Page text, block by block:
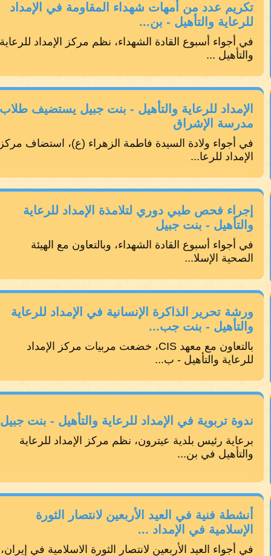
تكريم عدد من أمهات شهداء المقاومة في الإمداد
للرعاية والتأهيل - بن...
في أجواء أسبوع القادة الشهداء، نظم مركز الإمداد للرعاية
والتأهيل ...
الإمداد للرعاية والتأهيل - بنت جبيل يستضيف طلاب
مدرسة الإشراق
في أجواء ولادة السيدة فاطمة الزهراء (ع)، استضاف مركز
الإمداد للرعا...
إجراء فحص طبي دوري لتلامذة الإمداد للرعاية
والتأهيل - بنت جبيل
في أجواء أسبوع القادة الشهداء، وبالتعاون مع الهيئة
الصحية الإسلا...
ورشة تحرير الذاكرة الإنسانية في الإمداد للرعاية
والتأهيل - بنت جب...
بالتعاون مع معهد CIS، خضعت مربيات مركز الإمداد
للرعاية والتأهيل - ب...
ندوة تربوية في الإمداد للرعاية والتأهيل - بنت جبيل
برعاية رئيس بلدية عيترون، نظم مركز الإمداد للرعاية
والتأهيل في بن...
أنشطة فنية في العيد الأربعين لانتصار الثورة
الإسلامية في الإمداد ...
في أجواء العيد الأربعين لانتصار الثورة الاسلامية في إيران،